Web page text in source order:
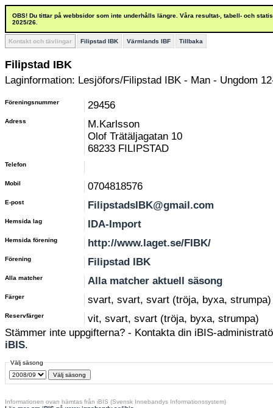
OBS! Du tittar på webbsidor som inte underhålls längre. Våra resultat-, tabell- och
2025/26.
Kontakt och tävlingar Filipstad IBK Värmlands IBF Tillbaka
Filipstad IBK
Laginformation: Lesjöfors/Filipstad IBK - Man - Ungdom
Föreningsnummer 29456
Adress
M.Karlsson
Olof Trätäljagatan 10
68233 FILIPSTAD
Telefon
Mobil 0704818576
E-post FilipstadsIBK@gmail.com
Hemsida lag IDA-Import
Hemsida förening http://www.laget.se/FIBK/
Förening Filipstad IBK
Alla matcher Alla matcher aktuell säsong
Färger svart, svart, svart (tröja, byxa, strumpa)
Reservfärger
vit, svart, svart (tröja, byxa, strumpa)
Stämmer inte uppgifterna? - Kontakta din iBIS-
iBIS.
Välj säsong
Informationen ovan hämtas från iBIS (Svensk Innebandys Informationssystem)